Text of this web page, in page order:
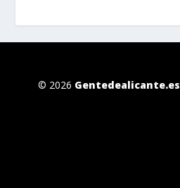
© 2026 Gentedealicante.es